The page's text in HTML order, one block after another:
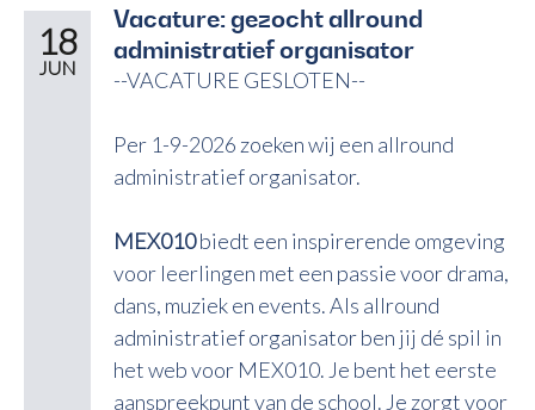
Vacature: gezocht allround
administratief organisator
18
JUN --VACATURE GESLOTEN--
Per 1-9-2026 zoeken wij een allround
administratief organisator.
MEX010biedt een inspirerende omgeving
voor leerlingen met een passie voor drama,
dans, muziek en events. Als allround
administratief organisator ben jij dé spil in
het web voor MEX010. Je bent het eerste
aanspreekpunt van de school. Je zorgt voor